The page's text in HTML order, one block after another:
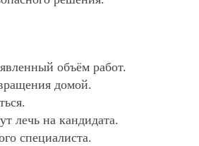
объём работ.
домой.
лечь на кандидата.
специалиста.